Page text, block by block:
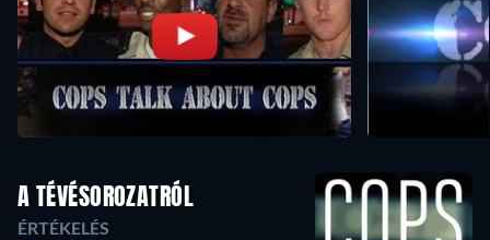
A TÉVÉSOROZATRÓL
ÉRTÉKELÉS